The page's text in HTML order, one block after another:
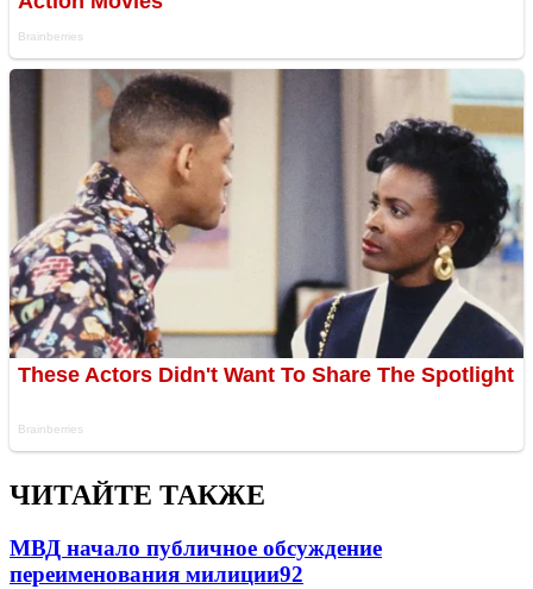
ЧИТАЙТЕ ТАКЖЕ
МВД начало публичное обсуждение
переименования милиции92